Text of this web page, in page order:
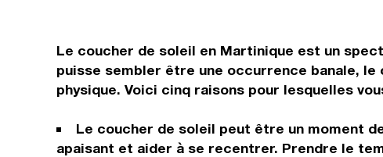
Le coucher de soleil en Martinique est un
puisse sembler être une occurrence banale,
physique. Voici cinq raisons pour lesquelles
Le coucher de soleil peut être un moment
apaisant et aider à se recentrer. Prendre le